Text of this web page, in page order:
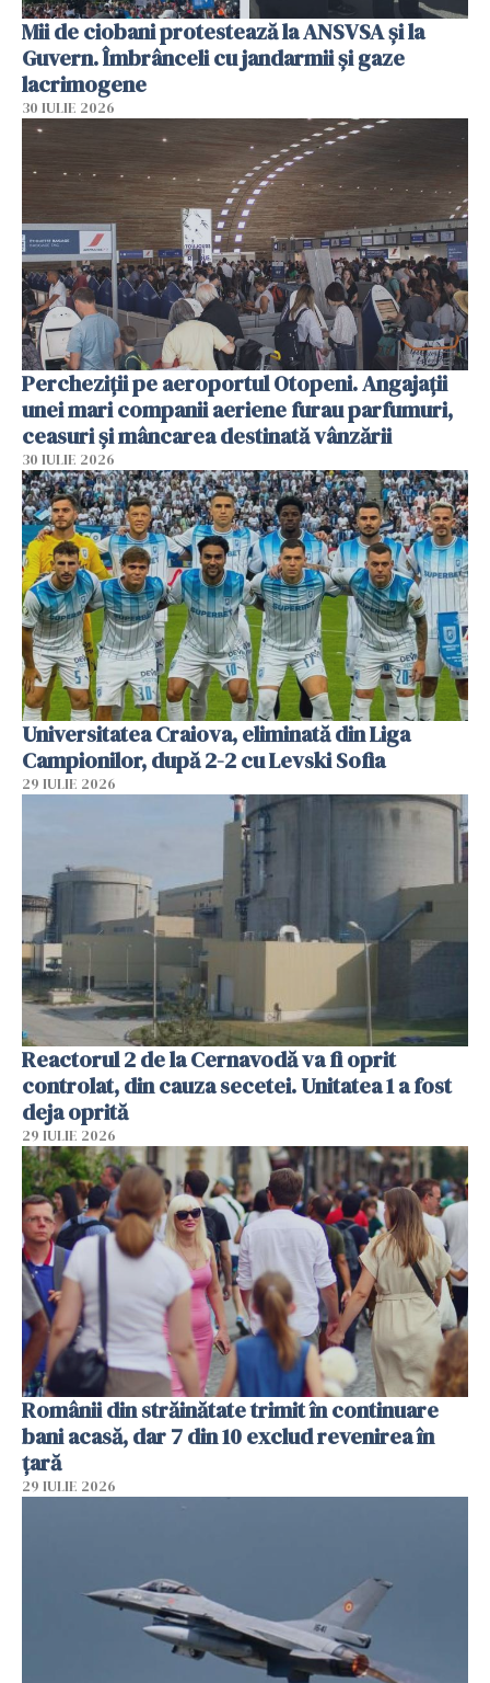
Mii de ciobani protestează la ANSVSA și la
Guvern. Îmbrânceli cu jandarmii și gaze
lacrimogene
30 IULIE 2026
Percheziții pe aeroportul Otopeni. Angajații
unei mari companii aeriene furau parfumuri,
ceasuri și mâncarea destinată vânzării
30 IULIE 2026
Universitatea Craiova, eliminată din Liga
Campionilor, după 2-2 cu Levski Sofia
29 IULIE 2026
Reactorul 2 de la Cernavodă va fi oprit
controlat, din cauza secetei. Unitatea 1 a fost
deja oprită
29 IULIE 2026
Românii din străinătate trimit în continuare
bani acasă, dar 7 din 10 exclud revenirea în
țară
29 IULIE 2026